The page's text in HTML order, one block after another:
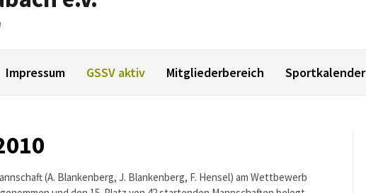
Impressum GSSV aktiv Mitgliederbereich Sportkalender
(A. Blankenberg, J. Blankenberg, F. Hensel) am Wettbewerb